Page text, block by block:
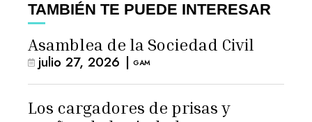
TAMBIÉN TE PUEDE INTERESAR
Asamblea de la Sociedad Civil
julio 27, 2026 | GAM
Los cargadores de prisas y